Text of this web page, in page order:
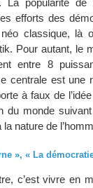
La popularité
efforts des
classique, là
Pour autant, le
entre 8
centrale est une
à faux de
du monde
nature de
», « La
c’est vivre en